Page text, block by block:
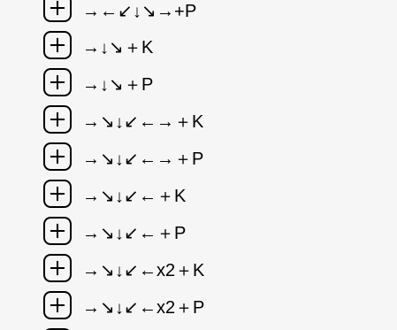
→←↙↓↘→+P
→↓↘＋K
→↓↘＋P
→↘↓↙←→＋K
→↘↓↙←→＋P
→↘↓↙←＋K
→↘↓↙←＋P
→↘↓↙←x2＋K
→↘↓↙←x2＋P